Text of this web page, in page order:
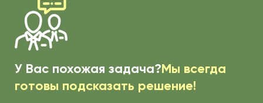
У Вас похожая задача?Мы всегда
готовы подсказать решение!